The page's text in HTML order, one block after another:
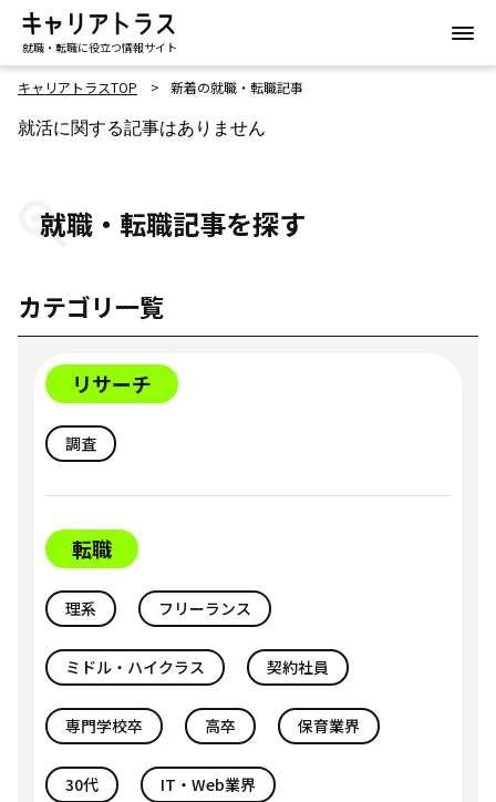
就職・転職に役立つ情報サイト
キャリアトラスTOP 新着の就職・転職記事
就活に関する記事はありません
就職・転職記事を探す
カテゴリ一覧
リサーチ
調査
転職
理系 フリーランス
ミドル・ハイクラス 契約社員
専門学校卒 高卒 保育業界
30代 IT・Web業界